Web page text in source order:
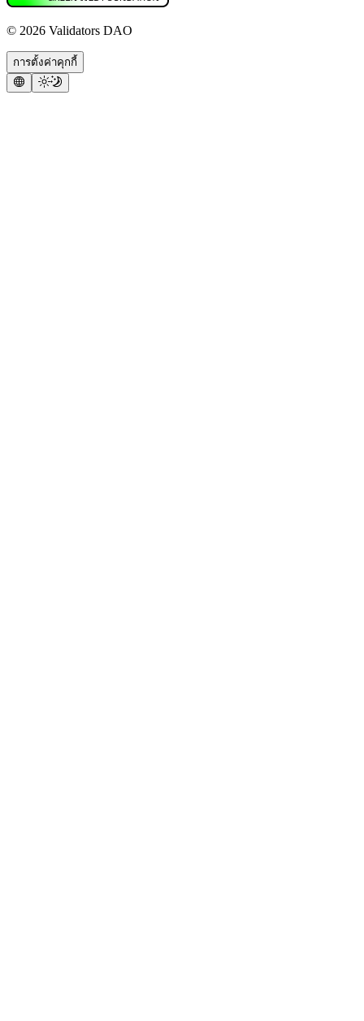
© 2026 Validators DAO
การตั้งค่าคุกกี้